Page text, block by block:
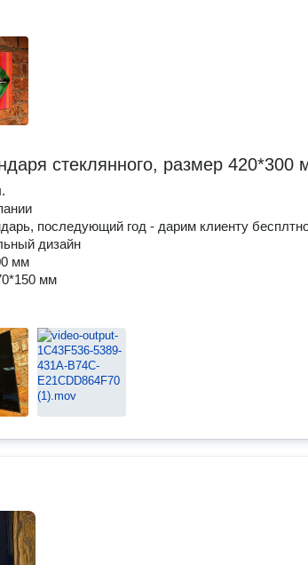
стеклянного, размер 420*300
последующий год - дарим клиенту
дизайн
мм
мм